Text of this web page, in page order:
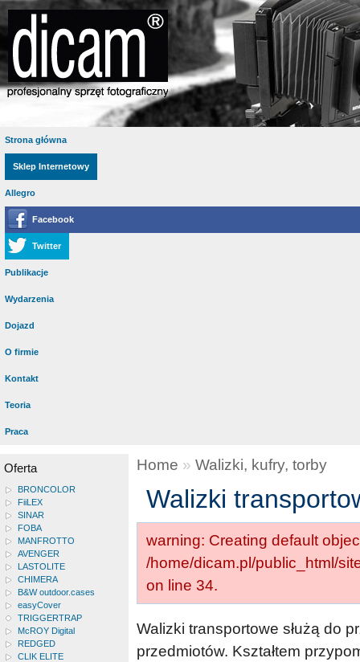
Strona główna
Sklep Internetowy
Allegro
Facebook
Twitter
Publikacje
Wydarzenia
Dojazd
O firmie
Kontakt
Teoria
Praca
Oferta
BRONCOLOR
FiiLEX
SINAR
FOBA
MANFROTTO
AVENGER
LASTOLITE
CHIMERA
B&W outdoor.cases
easyCover
TRIGGERTRAP
McROY Digital
REDGED
CLIK ELITE
Home » Walizki, kufry, torby
Walizki
warning: Creating default
/home/dicam.pl/public_html/
on line 34.
Walizki transportowe służą do
przedmiotów. Kształtem